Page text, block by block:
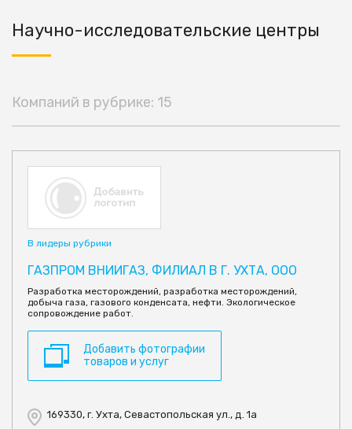
Научно-исследовательские центры
Компаний в рубрике: 15
В лидеры рубрики
ГАЗПРОМ ВНИИГАЗ, ФИЛИАЛ В Г. УХТА, ООО
Разработка месторождений, разработка месторождений,
добыча газа, газового конденсата, нефти. Экологическое
сопровождение работ.
Добавить фотографии
товаров и услуг
169330, г. Ухта, Севастопольская ул., д. 1а